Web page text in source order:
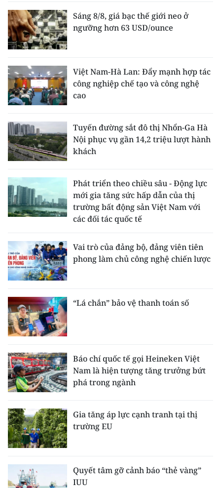
Sáng 8/8, giá bạc thế giới neo ở
ngưỡng hơn 63 USD/ounce
Việt Nam-Hà Lan: Đẩy mạnh hợp tác
công nghiệp chế tạo và công nghệ
cao
Tuyến đường sắt đô thị Nhổn-Ga Hà
Nội phục vụ gần 14,2 triệu lượt hành
khách
Phát triển theo chiều sâu - Động lực
mới gia tăng sức hấp dẫn của thị
trường bất động sản Việt Nam với
các đối tác quốc tế
Vai trò của đảng bộ, đảng viên tiên
phong làm chủ công nghệ chiến lược
“Lá chắn” bảo vệ thanh toán số
Báo chí quốc tế gọi Heineken Việt
Nam là hiện tượng tăng trưởng bứt
phá trong ngành
Gia tăng áp lực cạnh tranh tại thị
trường EU
Quyết tâm gỡ cảnh báo “thẻ vàng”
IUU